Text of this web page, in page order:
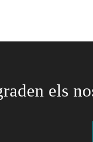
els